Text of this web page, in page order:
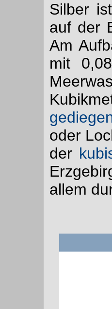
Silber
auf der
Am
mit
oder
der
allem